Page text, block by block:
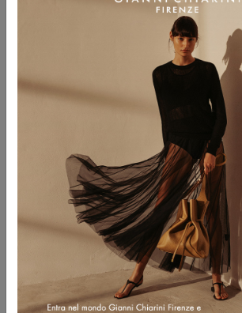
Se il tuo pagamento è andato a buon fine,
la pagina di ORDINE CONFERMATO e il tuo
Riceverai in automatico una e-mail di
riepilogo dei tuoi dati di acquisto, dei
informazioni che potranno esserti utili.
L'ordine sarà automaticamente preso in carico
3-5 giorni lavorativi (nel caso in cui si
ordine, sarai tempestivamente contattato dal
Nel momento in cui il nostro corriere (DHL
tuo ordine, riceverai una e-mail automatica.
All'interno della suddetta e-mail troverai il tuo
un link di riferimento grazie al quale potrai
ufficiale del corriere, ogni spostamento del tuo
link sarà valido soltanto dalle ore 00:00 del
ricezione della e-mail.
In alternativa, se hai effettuato l’acquisto come
seguire il tuo ordine all'interno del sito nella
cliccando direttamente sul tuo Tracking Number.